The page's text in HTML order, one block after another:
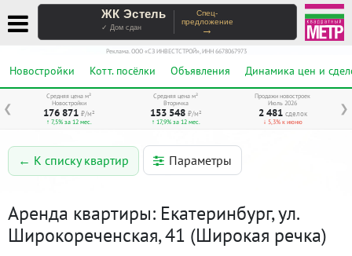
ЖК Эстель
✓ Дом сдан
Спец-
предложение
→
Реклама. ООО «СЗ ИНВЕСТСТРОЙ», ИНН 6678067973
Новостройки Котт. посёлки Объявления Динамика цен и
❮ ❯
Средняя цена м²
Новостройки
176 871 ₽/м²
↑ 7,5% за 12 мес.
Средняя цена м²
Вторичка
153 548 ₽/м²
↑ 17,9% за 12 мес.
Продажи новостроек
Июль 2026
2 481 сделок
↓ 5,3% к июню
← К списку квартир Параметры
Аренда квартиры: Екатеринбург, ул.
Широкореченская, 41 (Широкая речка)